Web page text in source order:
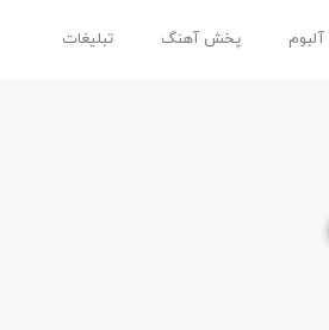
آلبوم پخش آهنگ تبلیغات